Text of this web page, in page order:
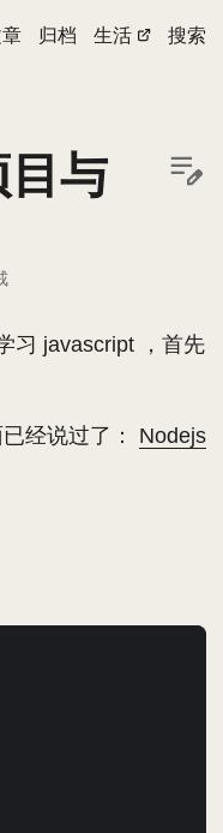
归档 生活 搜索
目与
习 javascript ，首先
经说过了： Nodejs